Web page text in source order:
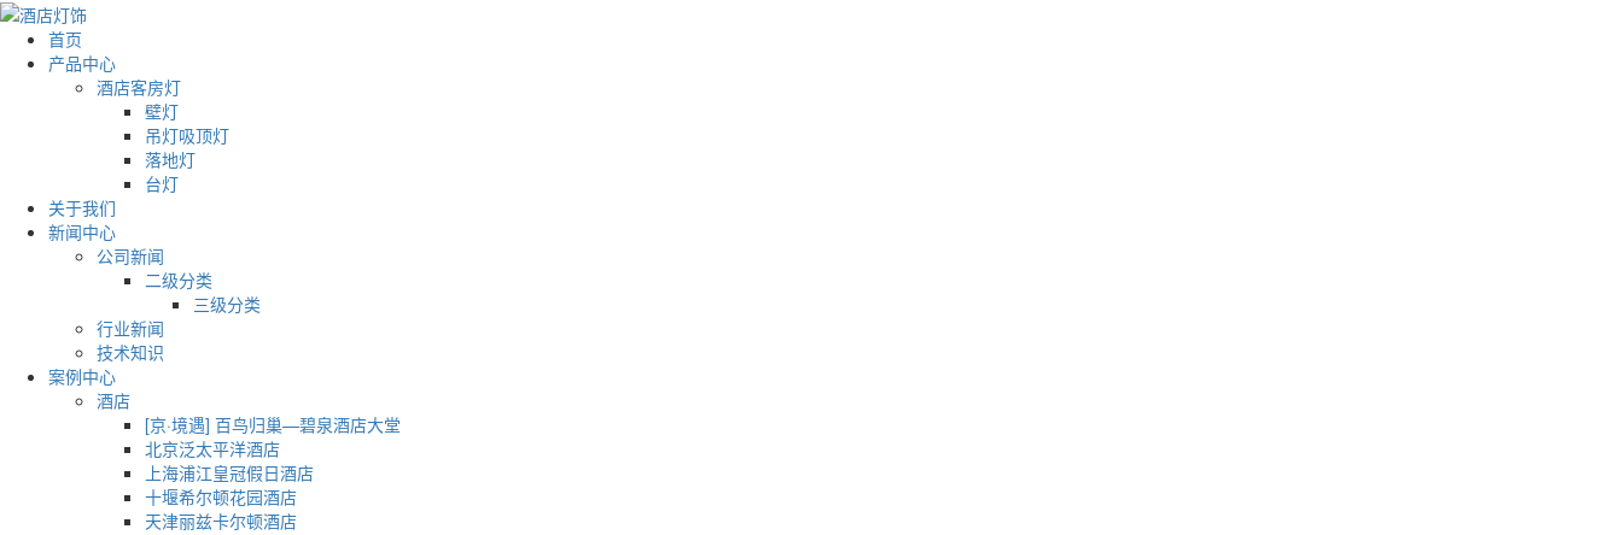
首页
产品中心
酒店客房灯
壁灯
吊灯吸顶灯
落地灯
台灯
关于我们
新闻中心
公司新闻
二级分类
三级分类
行业新闻
技术知识
案例中心
酒店
[京·境遇] 百鸟归巢—碧泉酒店大堂
北京泛太平洋酒店
上海浦江皇冠假日酒店
十堰希尔顿花园酒店
天津丽兹卡尔顿酒店